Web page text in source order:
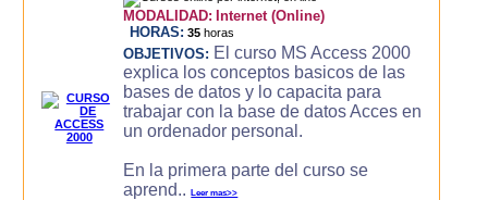
MODALIDAD: Internet (Online)
HORAS: 35 horas
OBJETIVOS: El curso MS Access 2000
explica los conceptos basicos de las
bases de datos y lo capacita para
trabajar con la base de datos Acces en
un ordenador personal.
En la primera parte del curso se
aprend..Leer mas>>